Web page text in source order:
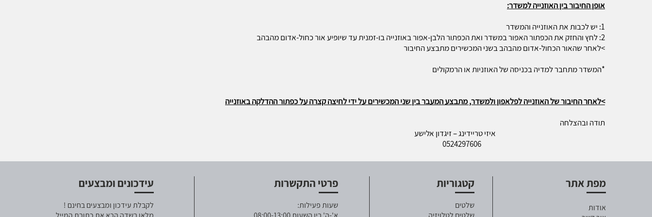
אופן החיבור בין האוזנייה למשדר:
1: יש לכבות את האוזנייה והמשדר
2: לחץ והחזק את הכפתור האפור במשדר ואת הכפתור הלבן-אפור באוזנייה בו-זמנית עד שיופיע אור כחול-אדום מהבהב
>לאחר שהאור הכחול-אדום מהבהב בשני המכשירים מתבצע החיבור
*המשדר מתחבר למדיה בכניסה של האוזניות או הרמקולים
>לאחר החיבור של האוזנייה לפלאפון ולמשדר, מתבצע המעבר בין שני המכשירים על ידי לחיצה קצרה על כפתור ההדלקה באוזנייה
תודה ובהצלחה
איזי טריידינג – זיגדון אלישע
מפת אתר
אודות
קטגוריות
שלטים
פרטי התקשרות
שעות פעילות:
עידכונים ומבצעים
לקבלת עידכון ומבצעים בחינם !